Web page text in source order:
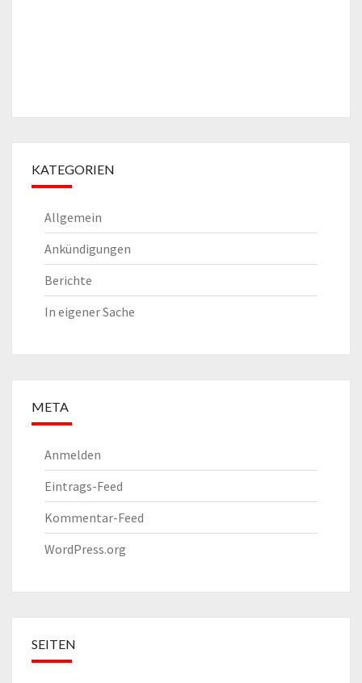
KATEGORIEN
Allgemein
Ankündigungen
Berichte
In eigener Sache
META
Anmelden
Eintrags-Feed
Kommentar-Feed
WordPress.org
SEITEN